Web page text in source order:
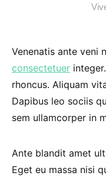
Venenatis ante veni
consectetuer
rhoncus. Aliquam
Dapibus leo sociis
sem ullamcorper in
Ante blandit amet
Eget eu massa nisi